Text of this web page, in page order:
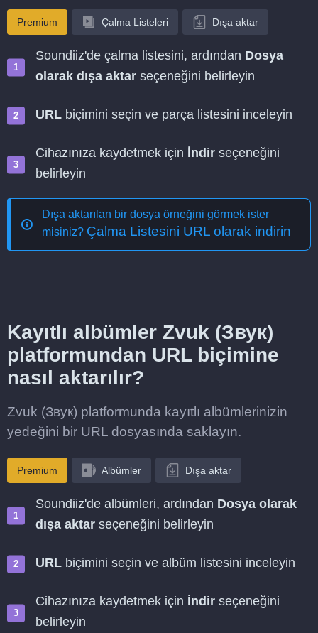
Premium Çalma Listeleri Dışa aktar
Soundiiz'de çalma listesini, ardından Dosya
olarak dışa aktar seçeneğini belirleyin
URL biçimini seçin ve parça listesini inceleyin
Cihazınıza kaydetmek için İndir seçeneğini
belirleyin
Dışa aktarılan bir dosya örneğini görmek ister
misiniz? Çalma Listesini URL olarak indirin
Kayıtlı albümler Zvuk (Звук)
platformundan URL biçimine
nasıl aktarılır?
Zvuk (Звук) platformunda kayıtlı albümlerinizin
yedeğini bir URL dosyasında saklayın.
Premium Albümler Dışa aktar
Soundiiz'de albümleri, ardından Dosya olarak
dışa aktar seçeneğini belirleyin
URL biçimini seçin ve albüm listesini inceleyin
Cihazınıza kaydetmek için İndir seçeneğini
belirleyin